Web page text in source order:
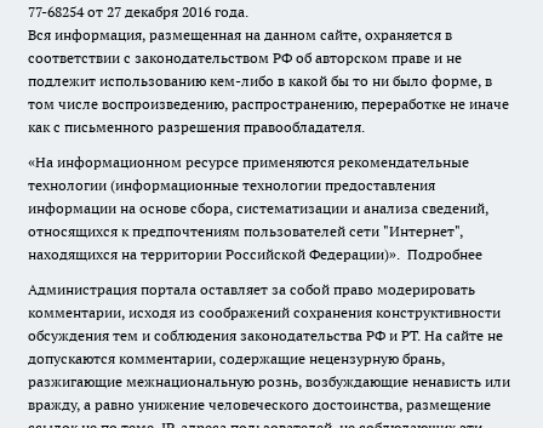
77-68254 от 27 декабря 2016 года.
Вся информация, размещенная на данном сайте, охраняется в
соответствии с законодательством РФ об авторском праве и не
подлежит использованию кем-либо в какой бы то ни было форме, в
том числе воспроизведению, распространению, переработке не иначе
как с письменного разрешения правообладателя.
«На информационном ресурсе применяются рекомендательные
технологии (информационные технологии предоставления
информации на основе сбора, систематизации и анализа сведений,
относящихся к предпочтениям пользователей сети "Интернет",
находящихся на территории Российской Федерации)». Подробнее
Администрация портала оставляет за собой право модерировать
комментарии, исходя из соображений сохранения конструктивности
обсуждения тем и соблюдения законодательства РФ и РТ. На сайте не
допускаются комментарии, содержащие нецензурную брань,
разжигающие межнациональную рознь, возбуждающие ненависть или
вражду, а равно унижение человеческого достоинства, размещение